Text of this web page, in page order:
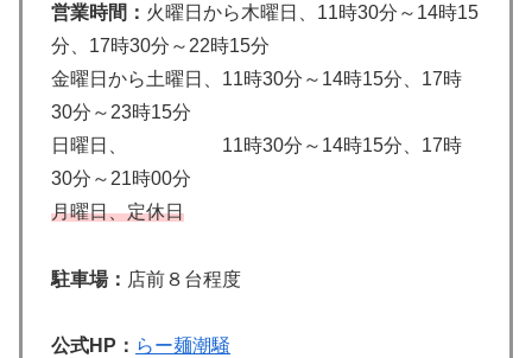
営業時間： 火曜日から木曜日、11時30分～14時15
分、17時30分～22時15分
金曜日から土曜日、11時30分～14時15分、17時
30分～23時15分
日曜日、 11時30分～14時15分、17時
30分～21時00分
月曜日、定休日
駐車場： 店前８台程度
公式HP： らー麺潮騒